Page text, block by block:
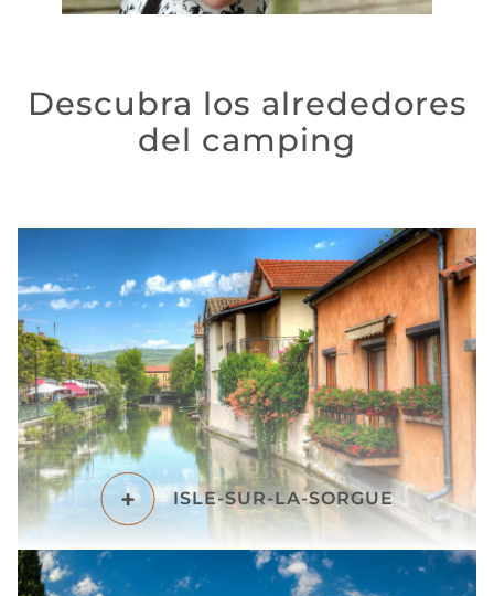
Descubra los alrededores
del camping
+ ISLE-SUR-LA-SORGUE